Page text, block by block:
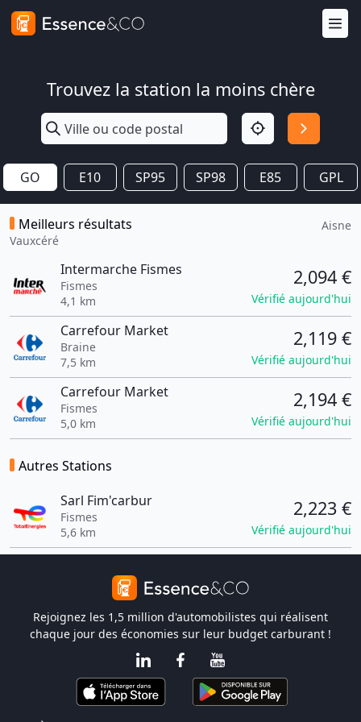
Trouvez la station la moins chère
GO E10 SP95 SP98 E85 GPL
Meilleurs résultats
Vauxcéré
Aisne
Intermarche Fismes
Fismes
4,1 km
2,094 €
Vérifié aujourd'hui
Carrefour Market
Braine
7,5 km
2,119 €
Vérifié aujourd'hui
Carrefour Market
Fismes
5,0 km
2,194 €
Vérifié aujourd'hui
Autres Stations
Sarl Fim'carbur
Fismes
5,6 km
2,223 €
Vérifié aujourd'hui
Rejoignez les 1,5 million d'automobilistes qui réalisent
chaque jour des économies sur leur budget carburant !